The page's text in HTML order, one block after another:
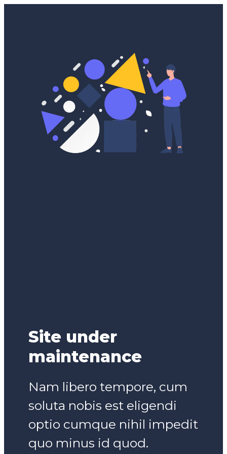
Site under
maintenance
Nam libero tempore, cum
soluta nobis est eligendi
optio cumque nihil impedit
quo minus id quod.